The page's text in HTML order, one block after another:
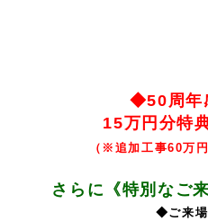
◆50周年
15万円分特
（※追加工事60万
さらに 《特別なご
◆ご来